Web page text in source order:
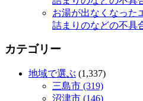
お湯が出なくなった
詰まりのなどの不具
カテゴリー
地域で選ぶ (1,337)
三島市 (319)
沼津市 (146)